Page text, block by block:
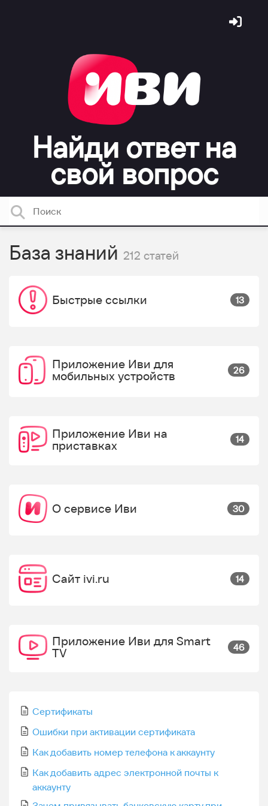
Найди ответ на
свой вопрос
База знаний 212 статей
Быстрые ссылки 13
Приложение Иви для
мобильных устройств
26
Приложение Иви на
приставках
14
О сервисе Иви 30
Сайт ivi.ru 14
Приложение Иви для Smart
TV
46
Сертификаты
Ошибки при активации сертификата
Как добавить номер телефона к аккаунту
Как добавить адрес электронной почты к
аккаунту